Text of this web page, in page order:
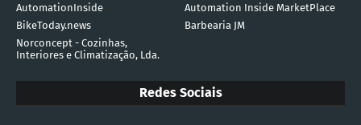
AutomationInside
Automation Inside MarketPlace
BikeToday.news
Barbearia JM
Norconcept - Cozinhas,
Interiores e Climatização, Lda.
Redes Sociais